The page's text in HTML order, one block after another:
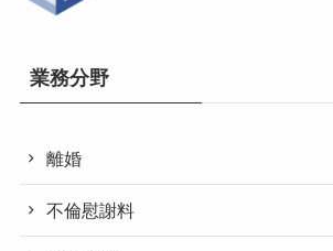
業務分野
離婚
不倫慰謝料